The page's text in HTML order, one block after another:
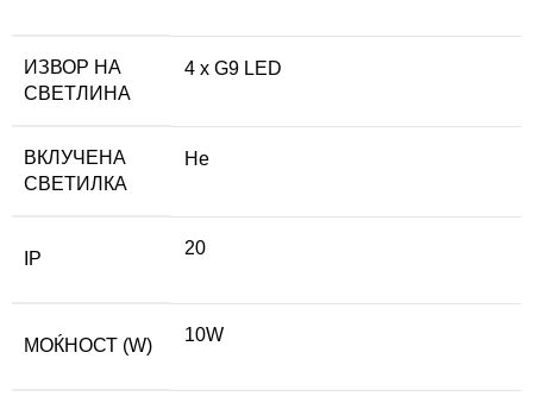
ИЗВОР НА
СВЕТЛИНА
4 x G9 LED
ВКЛУЧЕНА
СВЕТИЛКА
Не
IP
20
МОЌНОСТ (W)
10W